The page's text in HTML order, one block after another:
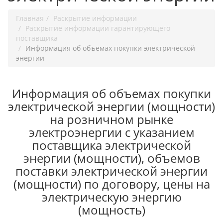
Главная
Раскрытие информации
Раскрытие информации гарантирующего
поставщика
Информация об объемах покупки электрической
энергии
Информация об объемах покупки
электрической энергии (мощности)
на розничном рынке
электроэнергии с указанием
поставщика электрической
энергии (мощности), объемов
поставки электрической энергии
(мощности) по договору, цены на
электрическую энергию
(мощность)